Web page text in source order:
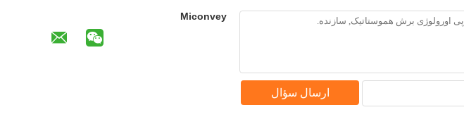
Miconvey
ارسال سؤال